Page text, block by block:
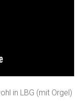
in LBG (mit Orgel)